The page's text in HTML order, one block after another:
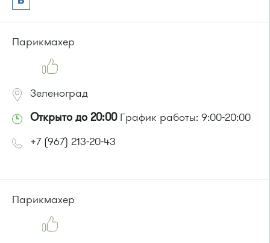
Маршрутка № 419м, 476м, 720м, 903
или до остановки"Дворец культуры":
Маршрутка № 419м, 476м, 720м, 903
Парикмахер
Зеленоград
Открыто до 20:00График работы: 9:00-20:00
+7 (967) 213-20-43
Парикмахер